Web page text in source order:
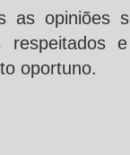
as opiniões
oportuno.